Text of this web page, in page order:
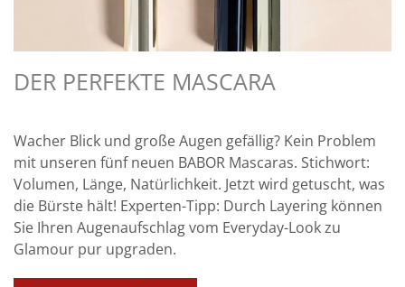
DER PERFEKTE MASCARA
Wacher Blick und große Augen gefällig? Kein Problem
mit unseren fünf neuen BABOR Mascaras. Stichwort:
Volumen, Länge, Natürlichkeit. Jetzt wird getuscht, was
die Bürste hält! Experten-Tipp: Durch Layering können
Sie Ihren Augenaufschlag vom Everyday-Look zu
Glamour pur upgraden.